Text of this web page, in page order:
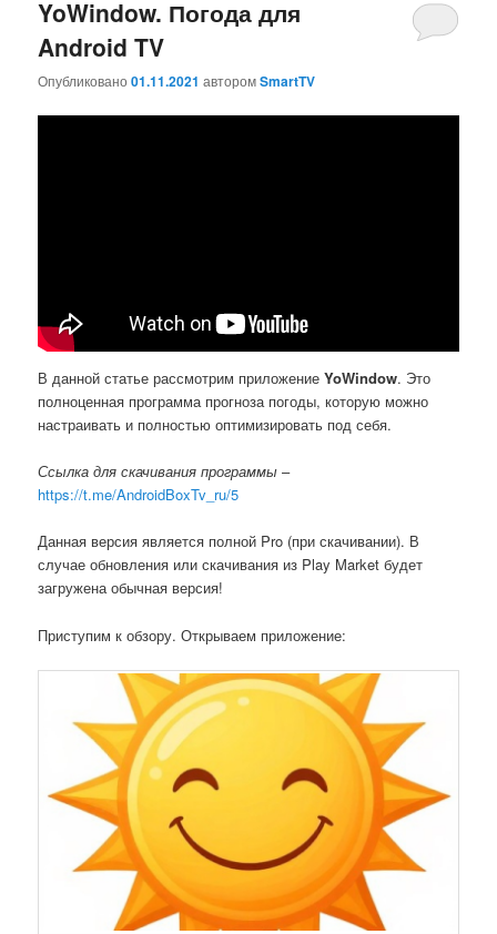
YoWindow. Погода для
Android TV
Опубликовано01.11.2021 авторомSmartTV
В данной статье рассмотрим приложениеYoWindow. Это
полноценная программа прогноза погоды, которую можно
настраивать и полностью оптимизировать под себя.
Ссылка для скачивания программы –
https://t.me/AndroidBoxTv_ru/5
Данная версия является полной Pro (при скачивании). В
случае обновления или скачивания из Play Market будет
загружена обычная версия!
Приступим к обзору. Открываем приложение: